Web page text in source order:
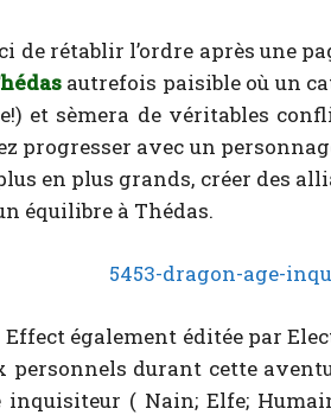
de rétablir l’ordre après une
autrefois paisible où un
et sèmera de véritables
progresser avec un
en plus grands, créer des
équilibre à Thédas.
Effect également éditée par
personnels durant cette
inquisiteur ( Nain; Elfe;